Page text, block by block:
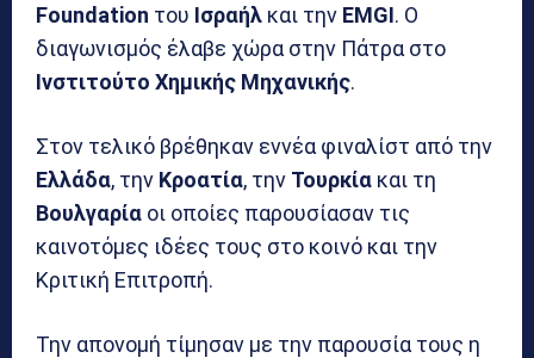
Foundation του Ισραήλ και την EMGI. O
διαγωνισμός έλαβε χώρα στην Πάτρα στο
Ινστιτούτο Χημικής Μηχανικής.
Στον τελικό βρέθηκαν εννέα φιναλίστ από την
Ελλάδα, την Κροατία, την Τουρκία και τη
Βουλγαρία οι οποίες παρουσίασαν τις
καινοτόμες ιδέες τους στο κοινό και την
Κριτική Επιτροπή.
Την απονομή τίμησαν με την παρουσία τους η